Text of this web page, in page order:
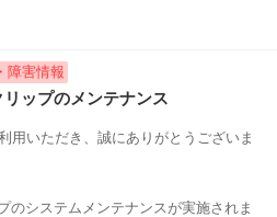
障害情報
リップのメンテナンス
用いただき、誠にありがとうございま
のシステムメンテナンスが実施されま